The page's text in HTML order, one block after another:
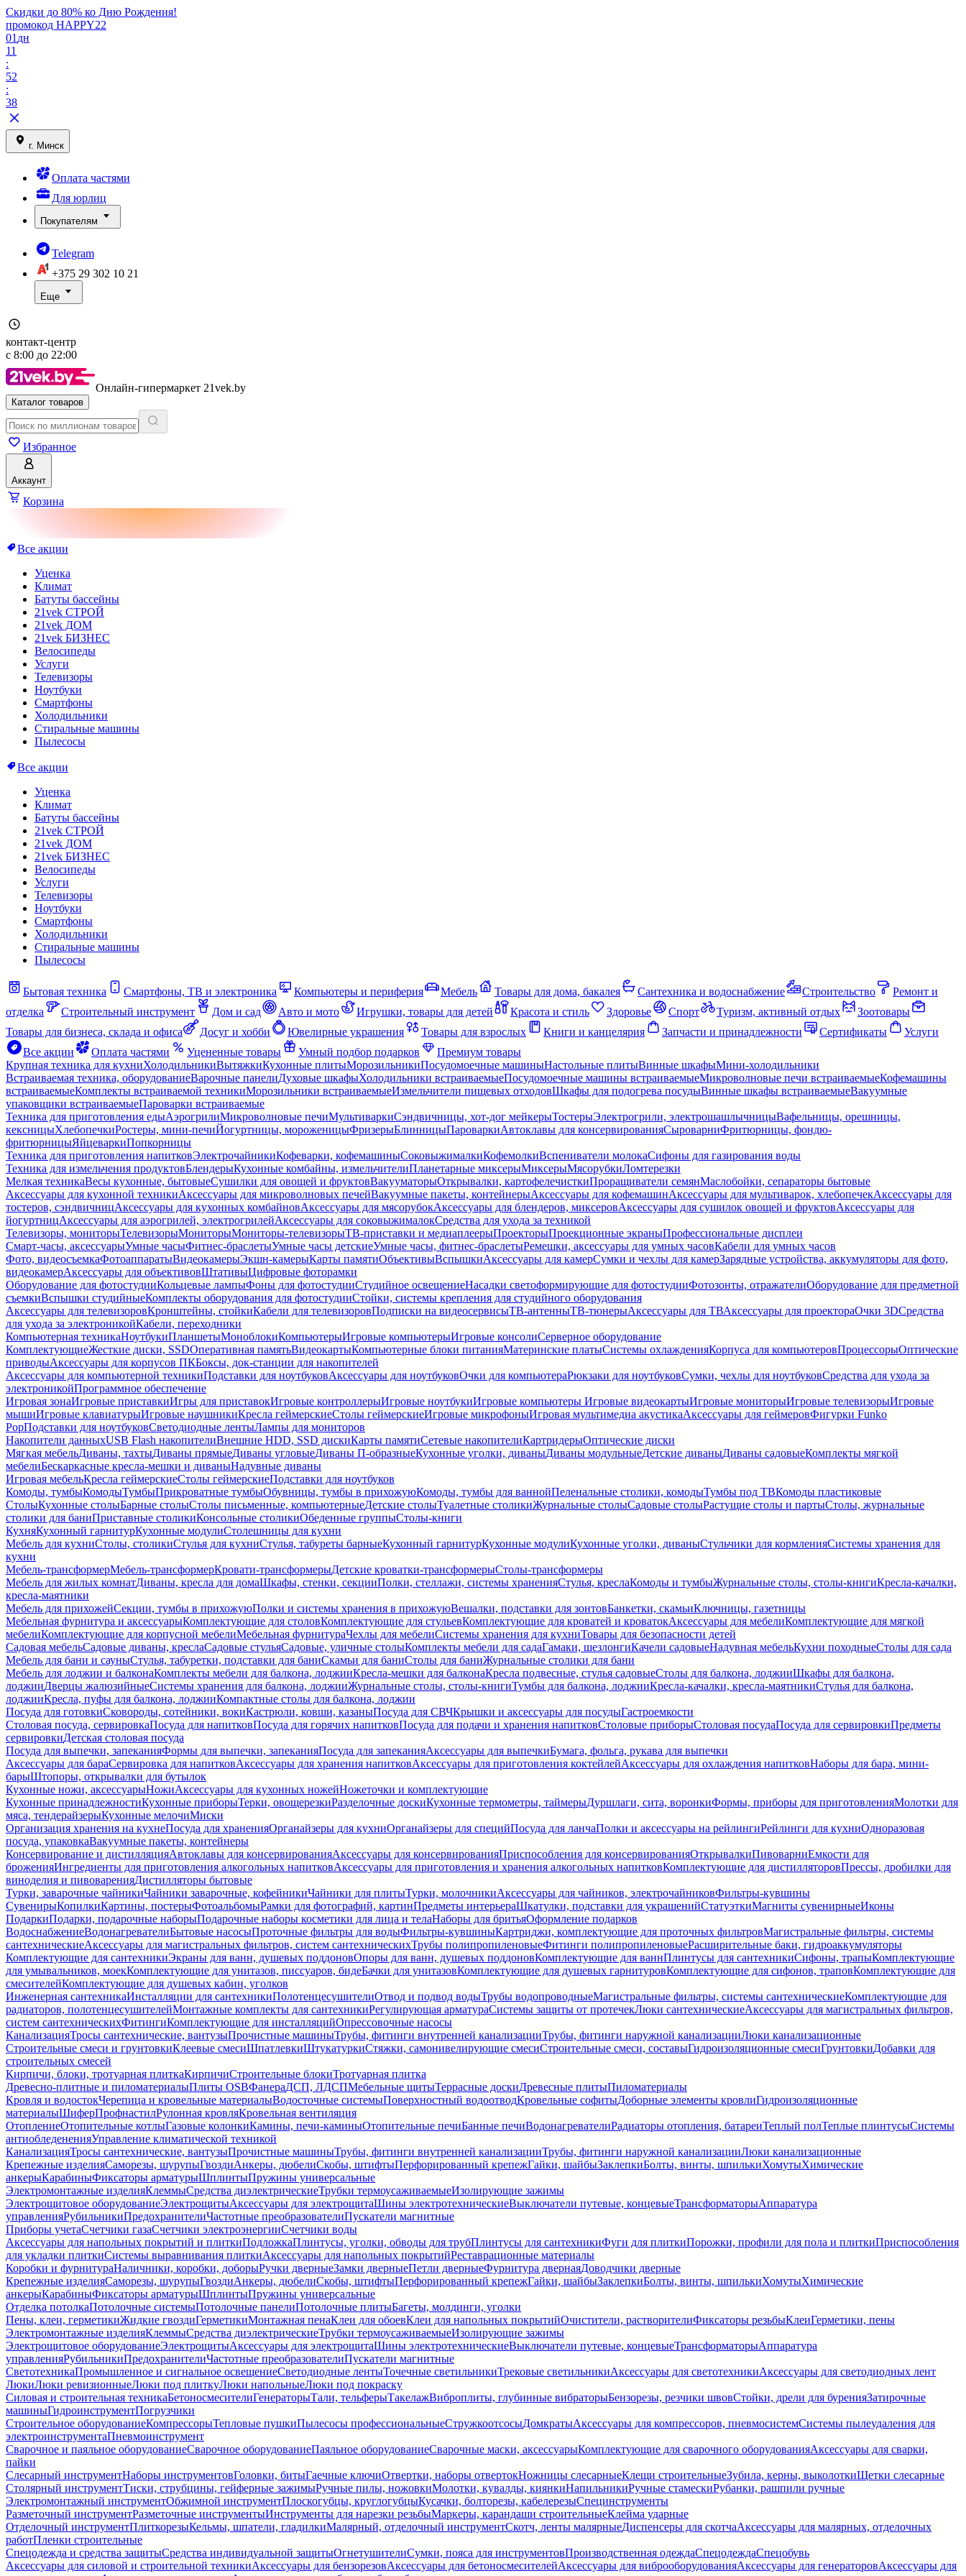
Скидки до 80% ко Дню Рождения!
промокод HAPPY22
01 дн
11
:
52
:
38
г. Минск
Оплата частями
Для юрлиц
Покупателям
Telegram
+375 29 302 10 21
Еще
контакт-центр
с 8:00 до 22:00
Онлайн-гипермаркет 21vek.by
Каталог товаров
Избранное
Аккаунт
Корзина
Все акции
Уценка
Климат
Батуты бассейны
21vek СТРОЙ
21vek ДОМ
21vek БИЗНЕС
Велосипеды
Услуги
Телевизоры
Ноутбуки
Смартфоны
Холодильники
Стиральные машины
Пылесосы
Все акции
Уценка
Климат
Батуты бассейны
21vek СТРОЙ
21vek ДОМ
21vek БИЗНЕС
Велосипеды
Услуги
Телевизоры
Ноутбуки
Смартфоны
Холодильники
Стиральные машины
Пылесосы
Бытовая техника Смартфоны, ТВ и электроника Компьютеры и периферия Мебель Товары для дома, бакалея Сантехника и водоснабжение Строительство
Ремонт и
отделка
Строительный инструмент Дом и сад Авто и мото Игрушки, товары для детей Красота и стиль Здоровье Спорт Туризм, активный отдых
Зоотовары
Товары для бизнеса, склада и офиса
Досуг и хобби Ювелирные украшения Товары для взрослых Книги и канцелярия Запчасти и принадлежности Сертификаты
Услуги
Все акции
Оплата частями Уцененные товары Умный подбор подарков
Премиум товары
Крупная техника для кухниХолодильникиВытяжкиКухонные плитыМорозильникиПосудомоечные машиныНастольные плитыВинные шкафыМини-холодильники
Встраиваемая техника, оборудованиеВарочные панелиДуховые шкафыХолодильники встраиваемыеПосудомоечные машины встраиваемыеМикроволновые печи встраиваемыеКофемашины
встраиваемыеКомплекты встраиваемой техникиМорозильники встраиваемыеИзмельчители пищевых отходовШкафы для подогрева посудыВинные шкафы встраиваемыеВакуумные
упаковщики встраиваемыеПароварки встраиваемые
Техника для приготовления едыАэрогрилиМикроволновые печиМультиваркиСэндвичницы, хот-дог мейкерыТостерыЭлектрогрили, электрошашлычницыВафельницы, орешницы,
кексницыХлебопечкиРостеры, мини-печиЙогуртницы, мороженицыФризерыБлинницыПароваркиАвтоклавы для консервированияСыроварниФритюрницы, фондю-
фритюрницыЯйцеваркиПопкорницы
Техника для приготовления напитковЭлектрочайникиКофеварки, кофемашиныСоковыжималкиКофемолкиВспениватели молокаСифоны для газирования воды
Техника для измельчения продуктовБлендерыКухонные комбайны, измельчителиПланетарные миксерыМиксерыМясорубкиЛомтерезки
Мелкая техникаВесы кухонные, бытовыеСушилки для овощей и фруктовВакууматорыОткрывалки, картофелечисткиПроращиватели семянМаслобойки, сепараторы бытовые
Аксессуары для кухонной техникиАксессуары для микроволновых печейВакуумные пакеты, контейнерыАксессуары для кофемашинАксессуары для мультиварок, хлебопечекАксессуары для
тостеров, сэндвичницАксессуары для кухонных комбайновАксессуары для мясорубокАксессуары для блендеров, миксеровАксессуары для сушилок овощей и фруктовАксессуары для
йогуртницАксессуары для аэрогрилей, электрогрилейАксессуары для соковыжималокСредства для ухода за техникой
Телевизоры, мониторыТелевизорыМониторыМониторы-телевизорыТВ-приставки и медиаплеерыПроекторыПроекционные экраныПрофессиональные дисплеи
Смарт-часы, аксессуарыУмные часыФитнес-браслетыУмные часы детскиеУмные часы, фитнес-браслетыРемешки, аксессуары для умных часовКабели для умных часов
Фото, видеосъемкаФотоаппаратыВидеокамерыЭкшн-камерыКарты памятиОбъективыВспышкиАксессуары для камерСумки и чехлы для камерЗарядные устройства, аккумуляторы для фото,
видеокамерАксессуары для объективовШтативыЦифровые фоторамки
Оборудование для фотостудииКольцевые лампыФоны для фотостудииСтудийное освещениеНасадки светоформирующие для фотостудииФотозонты, отражателиОборудование для предметной
съемкиВспышки студийныеКомплекты оборудования для фотостудииСтойки, системы крепления для студийного оборудования
Аксессуары для телевизоровКронштейны, стойкиКабели для телевизоровПодписки на видеосервисыТВ-антенныТВ-тюнерыАксессуары для ТВАксессуары для проектораОчки 3DСредства
для ухода за электроникойКабели, переходники
Компьютерная техникаНоутбукиПланшетыМоноблокиКомпьютерыИгровые компьютерыИгровые консолиСерверное оборудование
КомплектующиеЖесткие диски, SSDОперативная памятьВидеокартыКомпьютерные блоки питанияМатеринские платыСистемы охлажденияКорпуса для компьютеровПроцессорыОптические
приводыАксессуары для корпусов ПКБоксы, док-станции для накопителей
Аксессуары для компьютерной техникиПодставки для ноутбуковАксессуары для ноутбуковОчки для компьютераРюкзаки для ноутбуковСумки, чехлы для ноутбуковСредства для ухода за
электроникойПрограммное обеспечение
Игровая зонаИгровые приставкиИгры для приставокИгровые контроллерыИгровые ноутбукиИгровые компьютеры Игровые видеокартыИгровые мониторыИгровые телевизорыИгровые
мышиИгровые клавиатурыИгровые наушникиКресла геймерскиеСтолы геймерскиеИгровые микрофоныИгровая мультимедиа акустикаАксессуары для геймеровФигурки Funko
PopПодставки для ноутбуковСветодиодные лентыЛампы для мониторов
Накопители данныхUSB Flash накопителиВнешние HDD, SSD дискиКарты памятиСетевые накопителиКартридерыОптические диски
Мягкая мебельДиваны, тахтыДиваны прямыеДиваны угловыеДиваны П-образныеКухонные уголки, диваныДиваны модульныеДетские диваныДиваны садовыеКомплекты мягкой
мебелиБескаркасные кресла-мешки и диваныНадувные диваны
Игровая мебельКресла геймерскиеСтолы геймерскиеПодставки для ноутбуков
Комоды, тумбыКомодыТумбыПрикроватные тумбыОбувницы, тумбы в прихожуюКомоды, тумбы для ваннойПеленальные столики, комодыТумбы под ТВКомоды пластиковые
СтолыКухонные столыБарные столыСтолы письменные, компьютерныеДетские столыТуалетные столикиЖурнальные столыСадовые столыРастущие столы и партыСтолы, журнальные
столики для баниПриставные столикиКонсольные столикиОбеденные группыСтолы-книги
КухняКухонный гарнитурКухонные модулиСтолешницы для кухни
Мебель для кухниСтолы, столикиСтулья для кухниСтулья, табуреты барныеКухонный гарнитурКухонные модулиКухонные уголки, диваныСтульчики для кормленияСистемы хранения для
кухни
Мебель-трансформерМебель-трансформерКровати-трансформерыДетские кроватки-трансформерыСтолы-трансформеры
Мебель для жилых комнатДиваны, кресла для домаШкафы, стенки, секцииПолки, стеллажи, системы храненияСтулья, креслаКомоды и тумбыЖурнальные столы, столы-книгиКресла-качалки,
кресла-маятники
Мебель для прихожейСекции, тумбы в прихожуюПолки и системы хранения в прихожуюВешалки, подставки для зонтовБанкетки, скамьиКлючницы, газетницы
Мебельная фурнитура и аксессуарыКомплектующие для столовКомплектующие для стульевКомплектующие для кроватей и кроватокАксессуары для мебелиКомплектующие для мягкой
мебелиКомплектующие для корпусной мебелиМебельная фурнитураЧехлы для мебелиСистемы хранения для кухниТовары для безопасности детей
Садовая мебельСадовые диваны, креслаСадовые стульяСадовые, уличные столыКомплекты мебели для садаГамаки, шезлонгиКачели садовыеНадувная мебельКухни походныеСтолы для сада
Мебель для бани и сауныСтулья, табуретки, подставки для баниСкамьи для баниСтолы для баниЖурнальные столики для бани
Мебель для лоджии и балконаКомплекты мебели для балкона, лоджииКресла-мешки для балконаКресла подвесные, стулья садовыеСтолы для балкона, лоджииШкафы для балкона,
лоджииДверцы жалюзийныеСистемы хранения для балкона, лоджииЖурнальные столы, столы-книгиТумбы для балкона, лоджииКресла-качалки, кресла-маятникиСтулья для балкона,
лоджииКресла, пуфы для балкона, лоджииКомпактные столы для балкона, лоджии
Посуда для готовкиСковороды, сотейники, вокиКастрюли, ковши, казаныПосуда для СВЧКрышки и аксессуары для посудыГастроемкости
Столовая посуда, сервировкаПосуда для напитковПосуда для горячих напитковПосуда для подачи и хранения напитковСтоловые приборыСтоловая посудаПосуда для сервировкиПредметы
сервировкиДетская столовая посуда
Посуда для выпечки, запеканияФормы для выпечки, запеканияПосуда для запеканияАксессуары для выпечкиБумага, фольга, рукава для выпечки
Аксессуары для бараСервировка для напитковАксессуары для хранения напитковАксессуары для приготовления коктейлейАксессуары для охлаждения напитковНаборы для бара, мини-
барыШтопоры, открывалки для бутылок
Кухонные ножи, аксессуарыНожиАксессуары для кухонных ножейНожеточки и комплектующие
Кухонные принадлежностиКухонные приборыТерки, овощерезкиРазделочные доскиКухонные термометры, таймерыДуршлаги, сита, воронкиФормы, приборы для приготовленияМолотки для
мяса, тендерайзерыКухонные мелочиМиски
Организация хранения на кухнеПосуда для храненияОрганайзеры для кухниОрганайзеры для специйПосуда для ланчаПолки и аксессуары на рейлингиРейлинги для кухниОдноразовая
посуда, упаковкаВакуумные пакеты, контейнеры
Консервирование и дистилляцияАвтоклавы для консервированияАксессуары для консервированияПриспособления для консервированияОткрывалкиПивоварниЕмкости для
броженияИнгредиенты для приготовления алкогольных напитковАксессуары для приготовления и хранения алкогольных напитковКомплектующие для дистилляторовПрессы, дробилки для
виноделия и пивоваренияДистилляторы бытовые
Турки, заварочные чайникиЧайники заварочные, кофейникиЧайники для плитыТурки, молочникиАксессуары для чайников, электрочайниковФильтры-кувшины
СувенирыКопилкиКартины, постерыФотоальбомыРамки для фотографий, картинПредметы интерьераШкатулки, подставки для украшенийСтатуэткиМагниты сувенирныеИконы
ПодаркиПодарки, подарочные наборыПодарочные наборы косметики для лица и телаНаборы для бритьяОформление подарков
ВодоснабжениеВодонагревателиБытовые насосыПроточные фильтры для водыФильтры-кувшиныКартриджи, комплектующие для проточных фильтровМагистральные фильтры, системы
сантехническиеАксессуары для магистральных фильтров, систем сантехническихТрубы полипропиленовыеФитинги полипропиленовыеРасширительные баки, гидроаккумуляторы
Комплектующие для сантехникиЭкраны для ванн, душевых поддоновОпоры для ванн, душевых поддоновКомплектующие для ваннПлинтусы для сантехникиСифоны, трапыКомплектующие
для умывальников, моекКомплектующие для унитазов, писсуаров, бидеБачки для унитазовКомплектующие для душевых гарнитуровКомплектующие для сифонов, траповКомплектующие для
смесителейКомплектующие для душевых кабин, уголков
Инженерная сантехникаИнсталляции для сантехникиПолотенцесушителиОтвод и подвод водыТрубы водопроводныеМагистральные фильтры, системы сантехническиеКомплектующие для
радиаторов, полотенцесушителейМонтажные комплекты для сантехникиРегулирующая арматураСистемы защиты от протечекЛюки сантехническиеАксессуары для магистральных фильтров,
систем сантехническихФитингиКомплектующие для инсталляцийОпрессовочные насосы
КанализацияТросы сантехнические, вантузыПрочистные машиныТрубы, фитинги внутренней канализацииТрубы, фитинги наружной канализацииЛюки канализационные
Строительные смеси и грунтовкиКлеевые смесиШпатлевкиШтукатуркиСтяжки, самонивелирующие смесиСтроительные смеси, составыГидроизоляционные смесиГрунтовкиДобавки для
строительных смесей
Кирпичи, блоки, тротуарная плиткаКирпичиСтроительные блокиТротуарная плитка
Древесно-плитные и пиломатериалыПлиты OSBФанераДСП, ЛДСПМебельные щитыТеррасные доскиДревесные плитыПиломатериалы
Кровля и водостокЧерепица и кровельные материалыВодосточные системыПоверхностный водоотводКровельные софитыДоборные элементы кровлиГидроизоляционные
материалыШиферПрофнастилРулонная кровляКровельная вентиляция
ОтоплениеОтопительные котлыГазовые колонкиКамины, печи-каминыОтопительные печиБанные печиВодонагревателиРадиаторы отопления, батареиТеплый полТеплые плинтусыСистемы
антиобледененияУправление климатической техникой
КанализацияТросы сантехнические, вантузыПрочистные машиныТрубы, фитинги внутренней канализацииТрубы, фитинги наружной канализацииЛюки канализационные
Крепежные изделияСаморезы, шурупыГвоздиАнкеры, дюбелиСкобы, штифтыПерфорированный крепежГайки, шайбыЗаклепкиБолты, винты, шпилькиХомутыХимические
анкерыКарабиныФиксаторы арматурыШплинтыПружины универсальные
Электромонтажные изделияКлеммыСредства диэлектрическиеТрубки термоусаживаемыеИзолирующие зажимы
Электрощитовое оборудованиеЭлектрощитыАксессуары для электрощитаШины электротехническиеВыключатели путевые, концевыеТрансформаторыАппаратура
управленияРубильникиПредохранителиЧастотные преобразователиПускатели магнитные
Приборы учетаСчетчики газаСчетчики электроэнергииСчетчики воды
Аксессуары для напольных покрытий и плиткиПодложкаПлинтусы, уголки, обводы для трубПлинтусы для сантехникиФуги для плиткиПорожки, профили для пола и плиткиПриспособления
для укладки плиткиСистемы выравнивания плиткиАксессуары для напольных покрытийРеставрационные материалы
Коробки и фурнитураНаличники, коробки, доборыРучки дверныеЗамки дверныеПетли дверныеФурнитура двернаяДоводчики дверные
Крепежные изделияСаморезы, шурупыГвоздиАнкеры, дюбелиСкобы, штифтыПерфорированный крепежГайки, шайбыЗаклепкиБолты, винты, шпилькиХомутыХимические
анкерыКарабиныФиксаторы арматурыШплинтыПружины универсальные
Отделка потолкаПотолочные системыПотолочные панелиПотолочные плитыБагеты, молдинги, уголки
Пены, клеи, герметикиЖидкие гвоздиГерметикиМонтажная пенаКлеи для обоевКлеи для напольных покрытийОчистители, растворителиФиксаторы резьбыКлеиГерметики, пены
Электромонтажные изделияКлеммыСредства диэлектрическиеТрубки термоусаживаемыеИзолирующие зажимы
Электрощитовое оборудованиеЭлектрощитыАксессуары для электрощитаШины электротехническиеВыключатели путевые, концевыеТрансформаторыАппаратура
управленияРубильникиПредохранителиЧастотные преобразователиПускатели магнитные
СветотехникаПромышленное и сигнальное освещениеСветодиодные лентыТочечные светильникиТрековые светильникиАксессуары для светотехникиАксессуары для светодиодных лент
ЛюкиЛюки ревизионныеЛюки под плиткуЛюки напольныеЛюки под покраску
Силовая и строительная техникаБетоносмесителиГенераторыТали, тельферыТакелажВиброплиты, глубинные вибраторыБензорезы, резчики швовСтойки, дрели для буренияЗатирочные
машиныГидроинструментПогрузчики
Строительное оборудованиеКомпрессорыТепловые пушкиПылесосы профессиональныеСтружкоотсосыДомкратыАксессуары для компрессоров, пневмосистемСистемы пылеудаления для
электроинструментаПневмоинструмент
Сварочное и паяльное оборудованиеСварочное оборудованиеПаяльное оборудованиеСварочные маски, аксессуарыКомплектующие для сварочного оборудованияАксессуары для сварки,
пайки
Слесарный инструментНаборы инструментовГоловки, битыГаечные ключиОтвертки, наборы отвертокНожницы слесарныеКлещи строительныеЗубила, керны, выколоткиЩетки слесарные
Столярный инструментТиски, струбцины, гейферные зажимыРучные пилы, ножовкиМолотки, кувалды, киянкиНапильникиРучные стамескиРубанки, рашпили ручные
Электромонтажный инструментОбжимной инструментПлоскогубцы, круглогубцыКусачки, болторезы, кабелерезыСпецинструменты
Разметочный инструментРазметочные инструментыИнструменты для нарезки резьбыМаркеры, карандаши строительныеКлейма ударные
Отделочный инструментПлиткорезыКельмы, шпатели, гладилкиМалярный, отделочный инструментСкотч, ленты малярныеДиспенсеры для скотчаАксессуары для малярных, отделочных
работПленки строительные
Спецодежда и средства защитыСредства индивидуальной защитыОгнетушителиСумки, пояса для инструментовПроизводственная одеждаСпецодеждаСпецобувь
Аксессуары для силовой и строительной техникиАксессуары для бензорезовАксессуары для бетоносмесителейАксессуары для виброоборудованияАксессуары для генераторовАксессуары для